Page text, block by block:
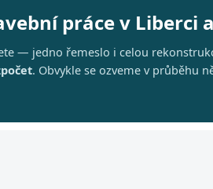
práce v Liberci
— jedno řemeslo i celou
. Obvykle se ozveme v průběhu